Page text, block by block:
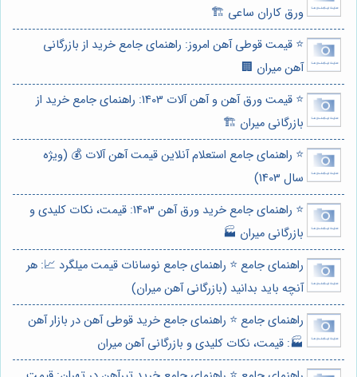
ورق کاران ساعی 🏗️
⭐️ قیمت قوطی آهن امروز: راهنمای جامع خرید از بازرگانی
آهن میران 🏢
⭐️ قیمت ورق آهن و آهن آلات 1403: راهنمای جامع خرید از
بازرگانی میران 🏗️
⭐️ راهنمای جامع استعلام آنلاین قیمت آهن آلات 💰 (ویژه
سال 1403)
⭐️ راهنمای جامع خرید ورق آهن 1403: قیمت، نکات کلیدی و
بازرگانی میران 🏭
راهنمای جامع ⭐️ راهنمای جامع نوسانات قیمت میلگرد 📈: هر
آنچه باید بدانید (بازرگانی آهن میران)
راهنمای جامع ⭐️ راهنمای جامع خرید قوطی آهن در بازار آهن
🏭: قیمت، نکات کلیدی و بازرگانی آهن میران